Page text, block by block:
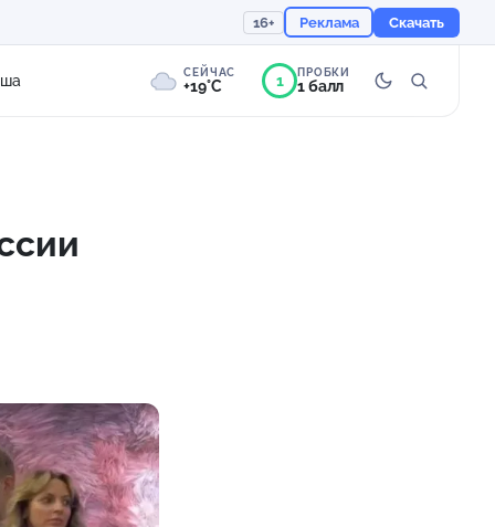
16+ Реклама Скачать
СЕЙЧАС
+19°C 1 ПРОБКИ
1 балл